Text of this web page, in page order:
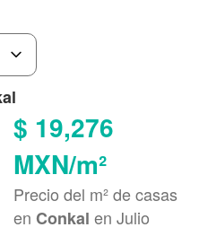
$ 19,276
MXN/m²
Precio del m² de casas
en Conkal en Julio